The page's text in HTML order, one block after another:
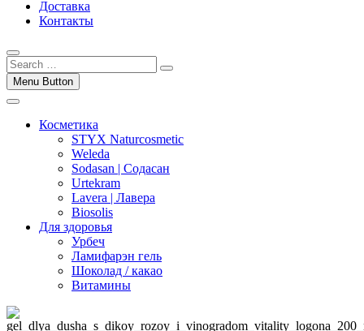
Доставка
Контакты
Menu Button
Косметика
STYX Naturcosmetic
Weleda
Sodasan | Содасан
Urtekram
Lavera | Лавера
Biosolis
Для здоровья
Урбеч
Ламифарэн гель
Шоколад / какао
Витамины